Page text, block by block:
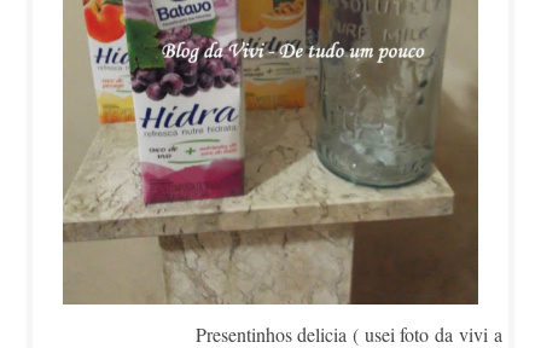
Presentinhos delicia ( usei foto da vivi a